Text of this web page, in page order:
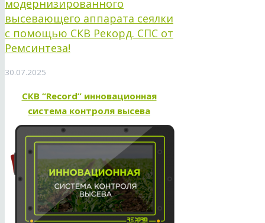
модернизированного
высевающего аппарата сеялки
с помощью СКВ Рекорд. СПС от
Ремсинтеза!
30.07.2025
СКВ “Record” инновационная
система контроля высева